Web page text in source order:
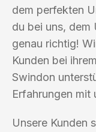
dem perfekten
du bei uns, dem
genau richtig!
Kunden bei
Swindon
Erfahrungen mit
Unsere Kunden